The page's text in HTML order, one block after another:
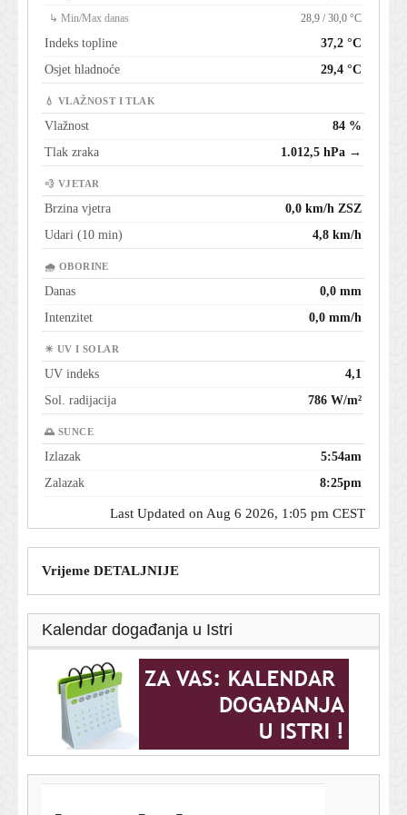
↳ Min/Max danas 28,9 / 30,0 °C
Indeks topline
37,2 °C
Osjet hladnoće
29,4 °C
💧 VLAŽNOST I TLAK
Vlažnost
84 %
Tlak zraka
1.012,5 hPa →
💨 VJETAR
Brzina vjetra
0,0 km/h ZSZ
Udari (10 min)
4,8 km/h
🌧 OBORINE
Danas
0,0 mm
Intenzitet
0,0 mm/h
☀ UV I SOLAR
UV indeks
4,1
Sol. radijacija
786 W/m²
🌅 SUNCE
Izlazak
5:54am
Zalazak
8:25pm
Last Updated on Aug 6 2026, 1:05 pm CEST
Vrijeme DETALJNIJE
Kalendar događanja u Istri